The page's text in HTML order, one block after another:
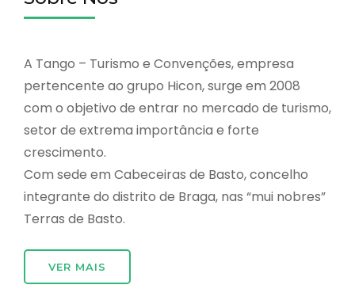
A Tango – Turismo e Convenções, empresa
pertencente ao grupo Hicon, surge em 2008
com o objetivo de entrar no mercado de turismo,
setor de extrema importância e forte
crescimento.
Com sede em Cabeceiras de Basto, concelho
integrante do distrito de Braga, nas “mui nobres”
Terras de Basto.
VER MAIS